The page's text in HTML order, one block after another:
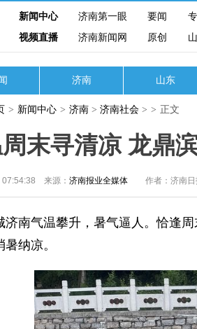
新闻中心 济南第一眼 要闻
视频直播
济南新闻网 原创
济南 山东
> 新闻中心 > 济南 > 济南社会 > > 正文
末寻清凉 龙鼎
07:54:38 来源： 济南报业全媒体 作者：济南日
气温攀升，暑气逼人。恰逢周
纳凉。